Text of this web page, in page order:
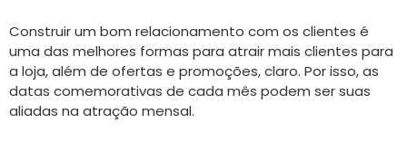
Construir um bom relacionamento com os clientes é
uma das melhores formas para atrair mais clientes para
a loja, além de ofertas e promoções, claro. Por isso, as
datas comemorativas de cada mês podem ser suas
aliadas na atração mensal.